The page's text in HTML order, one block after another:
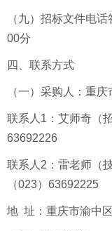
（九）招标文件电
00分
四、联系方式
（一）采购人：重
联系人1：艾师奇（
63692226
联系人2：雷老师（
（023）63692225
地 址：重庆市渝中